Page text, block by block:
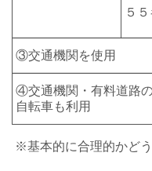
５
③交通機関を使用
④交通機関・有料道路
自転車も利用
※基本的に合理的かど